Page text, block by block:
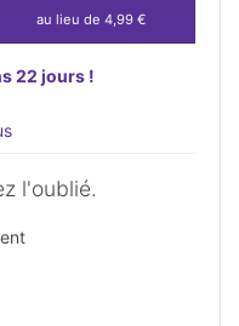
au lieu de 4,99 €
22 jours !
l'oublié.